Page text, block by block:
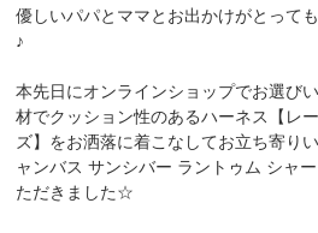
優しいパパとママとお出かけがとって
♪
本先日にオンラインショップでお選び
材でクッション性のあるハーネス【レ
ズ】をお洒落に着こなしてお立ち寄り
ャンバス サンシバー ラントゥム シャ
ただきました☆